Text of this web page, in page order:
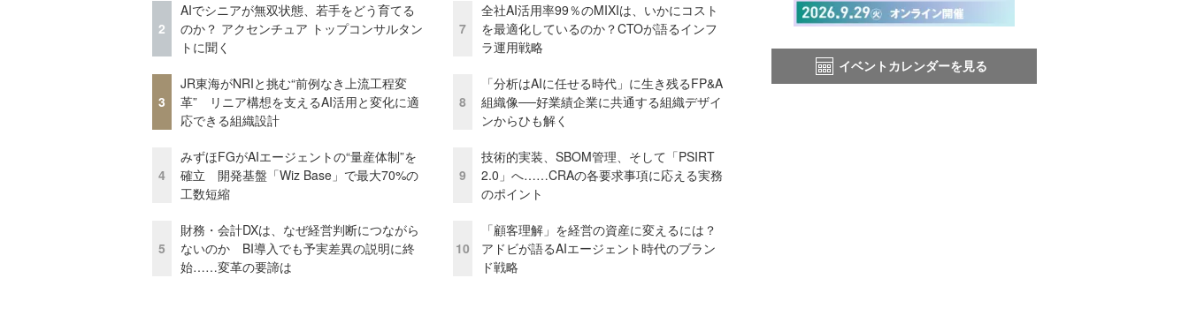
2
AIでシニアが無双状態、若手をどう育てる
のか？ アクセンチュア トップコンサルタン
トに聞く
3
JR東海がNRIと挑む“前例なき上流工程変
革” リニア構想を支えるAI活用と変化に適
応できる組織設計
4
みずほFGがAIエージェントの“量産体制”を
確立 開発基盤「Wiz Base」で最大70%の
工数短縮
5
財務・会計DXは、なぜ経営判断につながら
ないのか BI導入でも予実差異の説明に終
始……変革の要諦は
7
全社AI活用率99％のMIXIは、いかにコスト
を最適化しているのか？CTOが語るインフ
ラ運用戦略
8
「分析はAIに任せる時代」に生き残るFP&A
組織像──好業績企業に共通する組織デザイ
ンからひも解く
9
技術的実装、SBOM管理、そして「PSIRT
2.0」へ……CRAの各要求事項に応える実務
のポイント
10
「顧客理解」を経営の資産に変えるには？
アドビが語るAIエージェント時代のブラン
ド戦略
イベントカレンダーを見る